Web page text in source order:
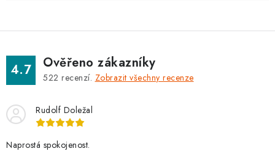
4.7 Ověřeno zákazníky
522 recenzí. Zobrazit všechny recenze
Rudolf Doležal
Naprostá spokojenost.